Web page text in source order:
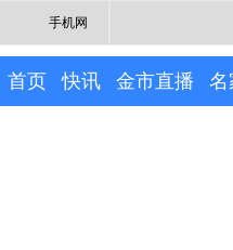
手机网
首页 快讯 金市直播 名